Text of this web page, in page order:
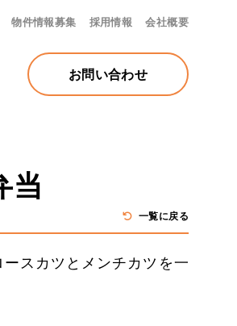
物件情報募集 採用情報 会社概要
お問い合わせ
当
一覧に戻る
スカツとメンチカツを一